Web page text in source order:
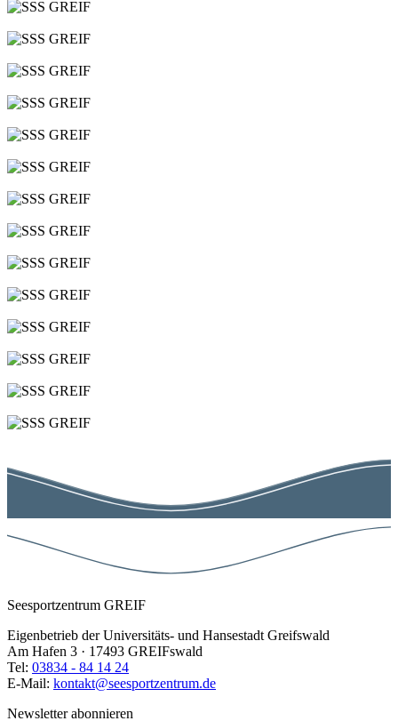
Seesportzentrum GREIF
Eigenbetrieb der Universitäts- und Hansestadt Greifswald
Am Hafen 3 · 17493 GREIFswald
Tel: 03834 - 84 14 24
E-Mail: kontakt@seesportzentrum.de
Newsletter abonnieren